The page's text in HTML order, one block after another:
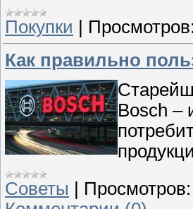
Покупки
Просмотров:
Как правильно
Bosch –
Советы
Просмотров: